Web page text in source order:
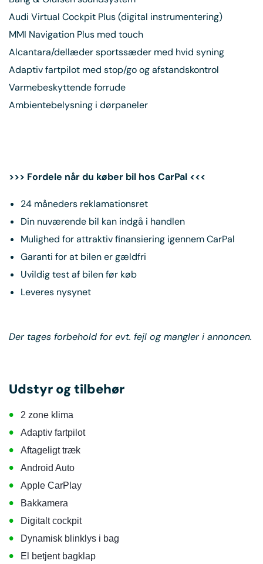
Audi Virtual Cockpit Plus (digital instrumentering)
MMI Navigation Plus med touch
Alcantara/dellæder sportssæder med hvid syning
Adaptiv fartpilot med stop/go og afstandskontrol
Varmebeskyttende forrude
Ambientebelysning i dørpaneler
>>> Fordele når du køber bil hos CarPal <<<
24 måneders reklamationsret
Din nuværende bil kan indgå i handlen
Mulighed for attraktiv finansiering igennem CarPal
Garanti for at bilen er gældfri
Uvildig test af bilen før køb
Leveres nysynet
Der tages forbehold for evt. fejl og mangler i annoncen.
Udstyr og tilbehør
• 2 zone klima
• Adaptiv fartpilot
• Aftageligt træk
• Android Auto
• Apple CarPlay
• Bakkamera
• Digitalt cockpit
• Dynamisk blinklys i bag
• El betjent bagklap